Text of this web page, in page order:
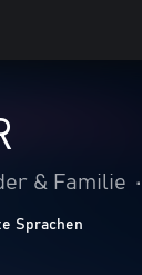
& Familie •
Sprachen